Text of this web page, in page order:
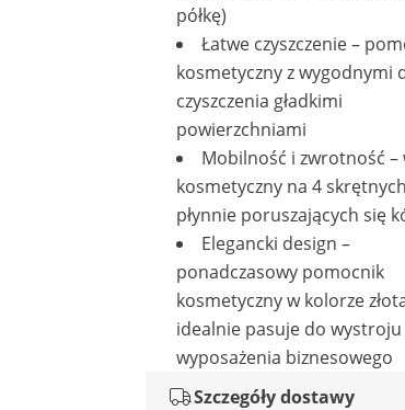
półkę)
Łatwe czyszczenie –
kosmetyczny z wygodnymi
czyszczenia gładkimi
powierzchniami
Mobilność i zwrotność –
kosmetyczny na 4
płynnie poruszających się
Elegancki design –
ponadczasowy pomocnik
kosmetyczny w kolorze
idealnie pasuje do wystroju
wyposażenia biznesowego
Szczegóły dostawy